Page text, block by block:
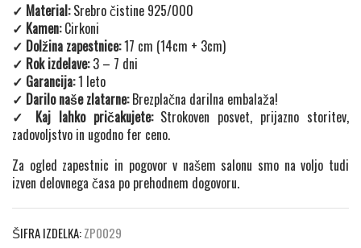
✓ Material:Srebro čistine 925/000
✓ Kamen:Cirkoni
✓ Dolžina zapestnice:17 cm (14cm + 3cm)
✓ Rok izdelave:3 – 7 dni
✓ Garancija:1 leto
✓ Darilo naše zlatarne:Brezplačna darilna embalaža!
✓ Kaj lahko pričakujete:Strokoven posvet, prijazno storitev,
zadovoljstvo in ugodno fer ceno.
Za ogled zapestnic in pogovor v našem salonu smo na voljo tudi
izven delovnega časa po prehodnem dogovoru.
ŠIFRA IZDELKA:ZP0029